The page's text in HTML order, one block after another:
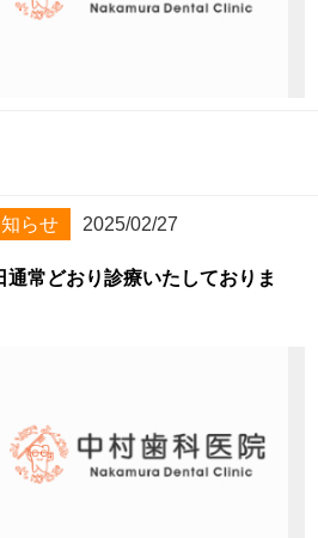
らせ 2025/02/27
通常どおり診療いたしておりま